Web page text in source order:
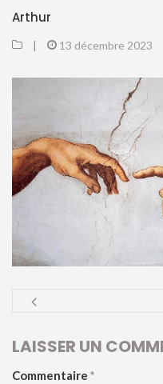
Arthur
| 13 décembre 2023
LAISSER UN
Commentaire *